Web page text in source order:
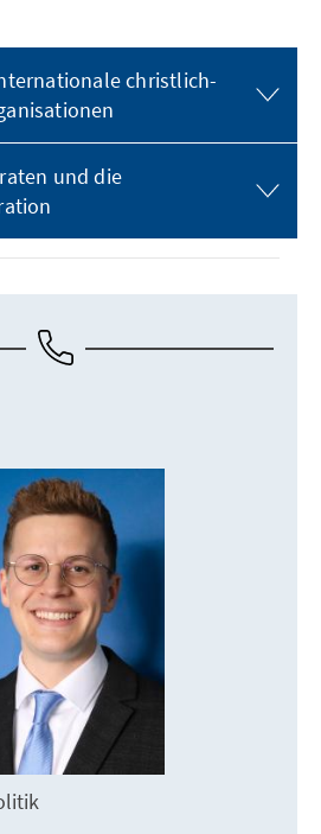
christlich-
und die